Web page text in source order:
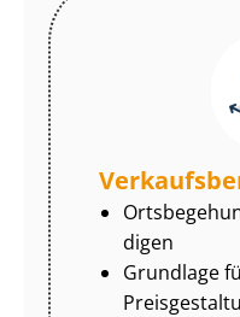
di­gen
Grundlage